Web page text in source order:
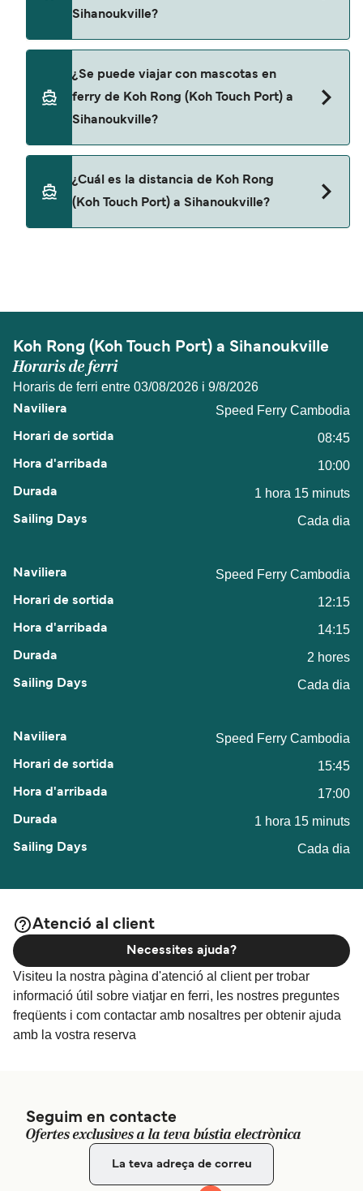
Speed Ferry Cambodia
Sihanoukville?
Sihanoukville.
¿Se puede viajar con mascotas en
ferry de Koh Rong (Koh Touch Port) a
Sihanoukville?
¿Cuál es la distancia de Koh Rong
(Koh Touch Port) a Sihanoukville?
Koh Rong (Koh Touch Port) a Sihanoukville
Horaris de ferri
Horaris de ferri entre 03/08/2026 i 9/8/2026
Speed Ferry Cambodia
08:45
10:00
1 hora 15 minuts
Cada dia
Speed Ferry Cambodia
12:15
14:15
2 hores
Cada dia
Speed Ferry Cambodia
15:45
17:00
1 hora 15 minuts
Cada dia
Atenció al client
Visiteu la nostra pàgina d'atenció al client per trobar
informació útil sobre viatjar en ferri, les nostres preguntes
freqüents i com contactar amb nosaltres per obtenir ajuda
amb la vostra reserva
Necessites ajuda?
Seguim en contacte
Ofertes exclusives a la teva bústia electrònica